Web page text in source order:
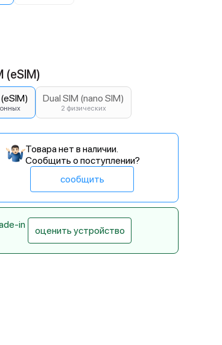
(eSIM)
Dual SIM (nano SIM)
2 физических
Товара нет в наличии.
Сообщить о поступлении?
сообщить
in
оценить устройство